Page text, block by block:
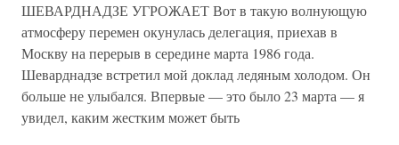
ШЕВАРДНАДЗЕ УГРОЖАЕТ Вот в такую волнующую
атмосферу перемен окунулась делегация, приехав в
Москву на перерыв в середине марта 1986 года.
Шеварднадзе встретил мой доклад ледяным холодом. Он
больше не улыбался. Впервые — это было 23 марта — я
увидел, каким жестким может быть